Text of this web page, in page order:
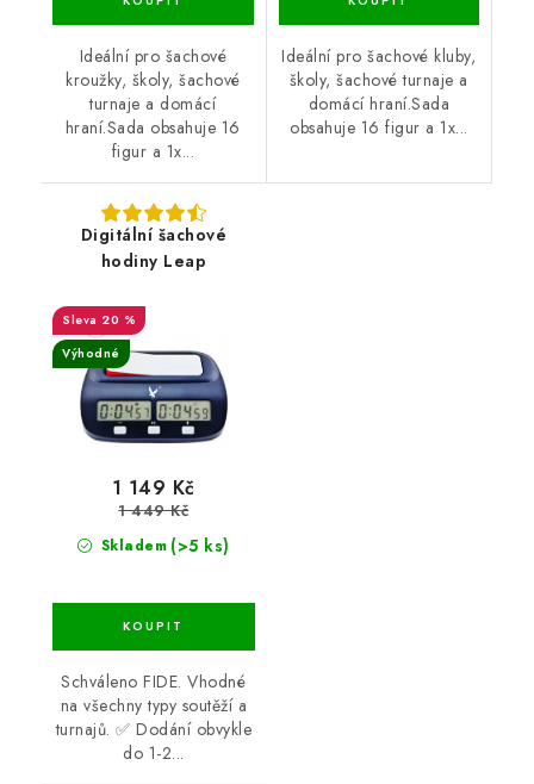
Ideální pro šachové
kroužky, školy, šachové
turnaje a domácí
hraní.Sada obsahuje 16
figur a 1x...
Ideální pro šachové kluby,
školy, šachové turnaje a
domácí hraní.Sada
obsahuje 16 figur a 1x...
Digitální šachové
hodiny Leap
20 %
Výhodné
Skladem (>5 ks)
1 149 Kč
1 449 Kč
Schváleno FIDE. Vhodné
na všechny typy soutěží a
turnajů. ✅ Dodání obvykle
do 1-2...